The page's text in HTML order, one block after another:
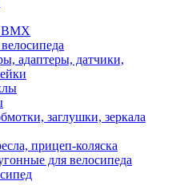
BMX
адаптеры, датчики,
заглушки, зеркала
прицеп-коляска
для велосипеда